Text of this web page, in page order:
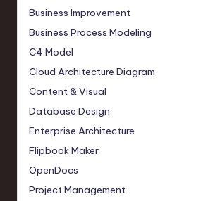
Business Improvement
Business Process Modeling
C4 Model
Cloud Architecture Diagram
Content & Visual
Database Design
Enterprise Architecture
Flipbook Maker
OpenDocs
Project Management